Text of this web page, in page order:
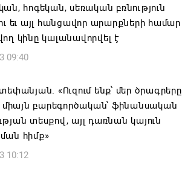
16:09
բանակը «Իսկանդերով» հարվածել
14:32
120 մլն եվրո ներդրում՝
մի շարք զբոսաշրջային
զարգացման համար
հոգեկան, սեռական բռնություն
եւ այլ հանցավոր արարքների համար
կինը կալանավորվել է
09:40
«Ուզում ենք՝ մեր ծրագրերը
միայն բարեգործական՝ ֆինանսական
տեսքով, այլ դառնան կայուն
հիմք»
10:12